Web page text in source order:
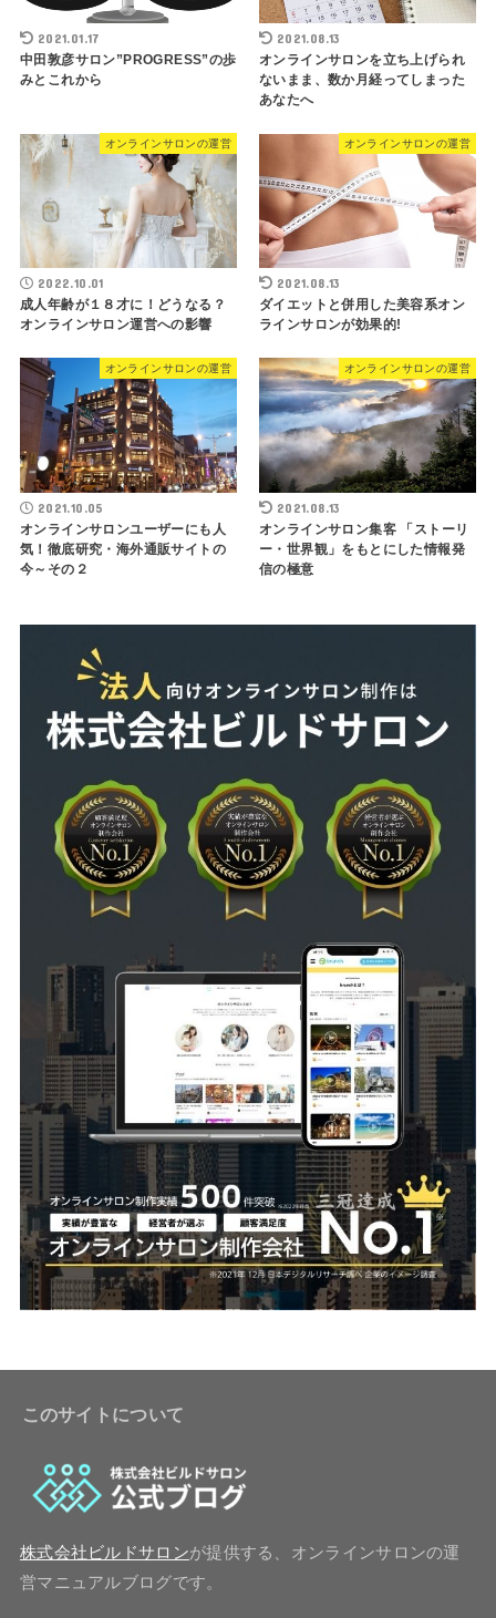
2021.01.17
中田敦彦サロン”PROGRESS”の歩
みとこれから
2021.08.13
オンラインサロンを立ち上げられ
ないまま、数か月経ってしまった
あなたへ
オンラインサロンの運営
2022.10.01
成人年齢が１８才に！どうなる？
オンラインサロン運営への影響
オンラインサロンの運営
2021.08.13
ダイエットと併用した美容系オン
ラインサロンが効果的!
オンラインサロンの運営
2021.10.05
オンラインサロンユーザーにも人
気！徹底研究・海外通販サイトの
今～その２
オンラインサロンの運営
2021.08.13
オンラインサロン集客 「ストーリ
ー・世界観」をもとにした情報発
信の極意
このサイトについて
株式会社ビルドサロンが提供する、オンラインサロンの運
営マニュアルブログです。